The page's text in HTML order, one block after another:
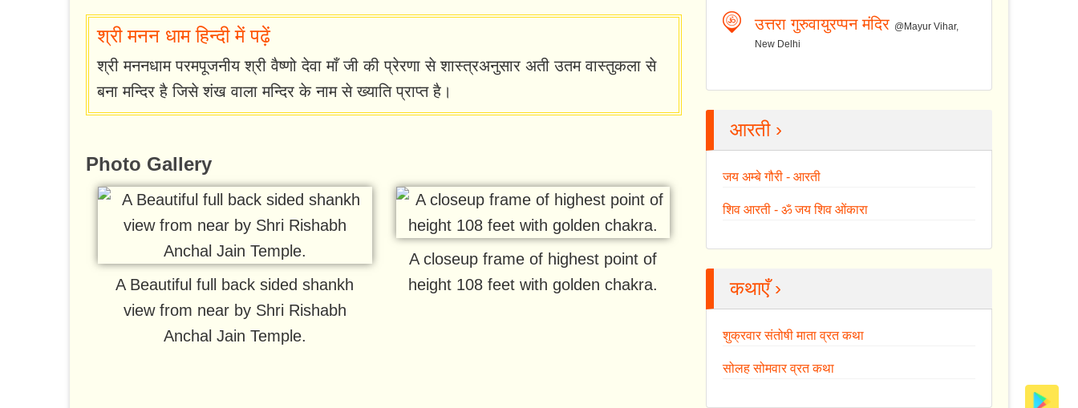
श्री मनन धाम हिन्दी में पढ़ें
श्री मननधाम परमपूजनीय श्री वैष्णो देवा माँ जी की प्रेरणा से शास्त्रअनुसार अती उतम वास्तुकला से
बना मन्दिर है जिसे शंख वाला मन्दिर के नाम से ख्याति प्राप्त है।
Photo Gallery
A Beautiful full back sided shankh
view from near by Shri Rishabh
Anchal Jain Temple.
A closeup frame of highest point of
height 108 feet with golden chakra.
उत्तरा गुरुवायुरप्पन मंदिर @Mayur Vihar,
New Delhi
आरती ›
जय अम्बे गौरी - आरती
शिव आरती - ॐ जय शिव ओंकारा
कथाएँ ›
शुक्रवार संतोषी माता व्रत कथा
सोलह सोमवार व्रत कथा